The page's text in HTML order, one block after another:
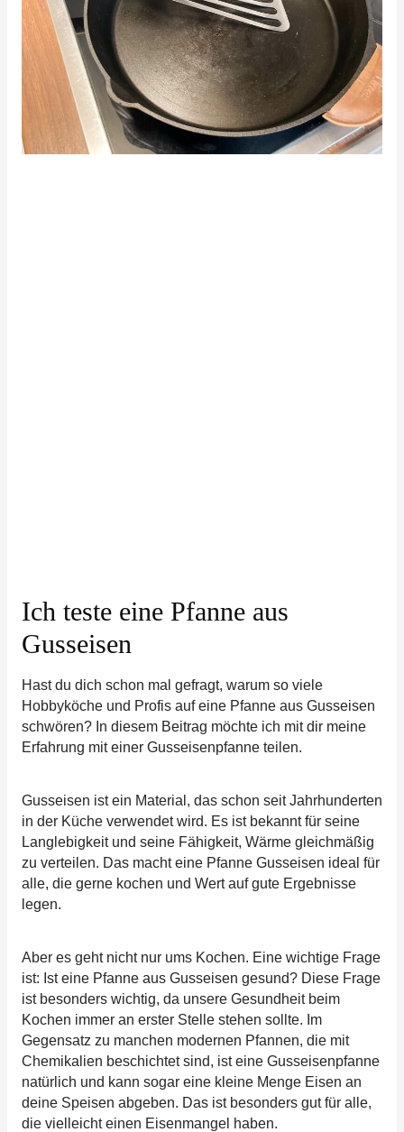
Ich teste eine Pfanne aus
Gusseisen
Hast du dich schon mal gefragt, warum so viele
Hobbyköche und Profis auf eine Pfanne aus Gusseisen
schwören? In diesem Beitrag möchte ich mit dir meine
Erfahrung mit einer Gusseisenpfanne teilen.
Gusseisen ist ein Material, das schon seit Jahrhunderten
in der Küche verwendet wird. Es ist bekannt für seine
Langlebigkeit und seine Fähigkeit, Wärme gleichmäßig
zu verteilen. Das macht eine Pfanne Gusseisen ideal für
alle, die gerne kochen und Wert auf gute Ergebnisse
legen.
Aber es geht nicht nur ums Kochen. Eine wichtige Frage
ist: Ist eine Pfanne aus Gusseisen gesund? Diese Frage
ist besonders wichtig, da unsere Gesundheit beim
Kochen immer an erster Stelle stehen sollte. Im
Gegensatz zu manchen modernen Pfannen, die mit
Chemikalien beschichtet sind, ist eine Gusseisenpfanne
natürlich und kann sogar eine kleine Menge Eisen an
deine Speisen abgeben. Das ist besonders gut für alle,
die vielleicht einen Eisenmangel haben.